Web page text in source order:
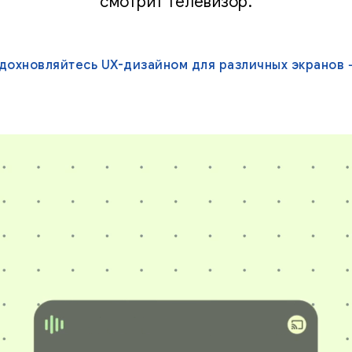
UX-дизайном для различных